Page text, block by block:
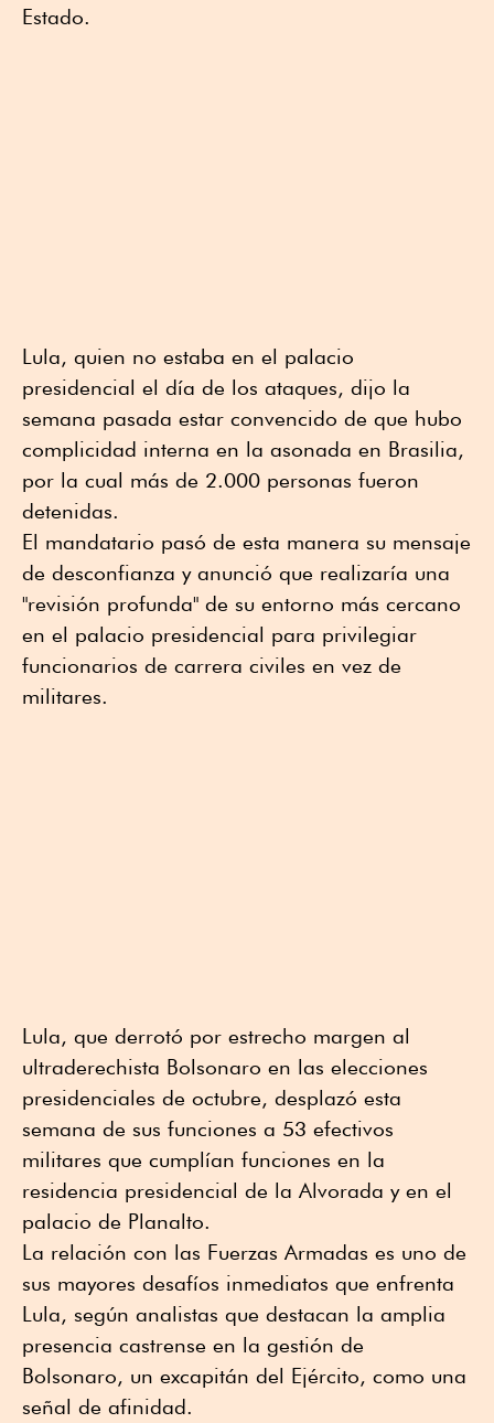
Estado.
Lula, quien no estaba en el palacio
presidencial el día de los ataques, dijo la
semana pasada estar convencido de que hubo
complicidad interna en la asonada en Brasilia,
por la cual más de 2.000 personas fueron
detenidas.
El mandatario pasó de esta manera su mensaje
de desconfianza y anunció que realizaría una
"revisión profunda" de su entorno más cercano
en el palacio presidencial para privilegiar
funcionarios de carrera civiles en vez de
militares.
Lula, que derrotó por estrecho margen al
ultraderechista Bolsonaro en las elecciones
presidenciales de octubre, desplazó esta
semana de sus funciones a 53 efectivos
militares que cumplían funciones en la
residencia presidencial de la Alvorada y en el
palacio de Planalto.
La relación con las Fuerzas Armadas es uno de
sus mayores desafíos inmediatos que enfrenta
Lula, según analistas que destacan la amplia
presencia castrense en la gestión de
Bolsonaro, un excapitán del Ejército, como una
señal de afinidad.